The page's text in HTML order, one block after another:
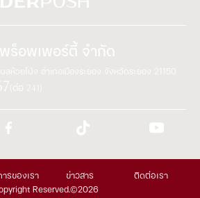
ร็อพเพอร์ตี้ จำกัด
ห้วยโป่ง อำเภอเมืองระยอง จังหวัดระยอง 21150
(ต่อ 241)
รของเรา ข่าวสาร
ติดต่อเรา
Reserved.©2026